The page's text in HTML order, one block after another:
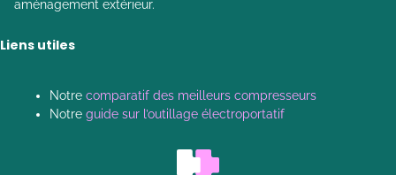
aménagement extérieur.
Liens utiles
Notre comparatif des meilleurs compresseurs
Notre guide sur l’outillage électroportatif